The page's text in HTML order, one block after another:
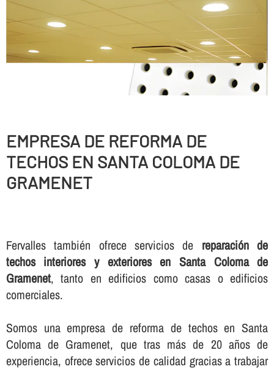
EMPRESA DE REFORMA DE
TECHOS EN SANTA COLOMA DE
GRAMENET
Fervalles también ofrece servicios de reparación de
techos interiores y exteriores en Santa Coloma de
Gramenet, tanto en edificios como casas o edificios
comerciales.
Somos una empresa de reforma de techos en Santa
Coloma de Gramenet, que tras más de 20 años de
experiencia, ofrece servicios de calidad gracias a trabajar